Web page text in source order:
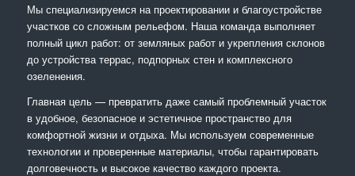
Мы специализируемся на проектировании и благоустройстве
участков со сложным рельефом. Наша команда выполняет
полный цикл работ: от земляных работ и укрепления склонов
до устройства террас, подпорных стен и комплексного
озеленения.
Главная цель — превратить даже самый проблемный участок
в удобное, безопасное и эстетичное пространство для
комфортной жизни и отдыха. Мы используем современные
технологии и проверенные материалы, чтобы гарантировать
долговечность и высокое качество каждого проекта.